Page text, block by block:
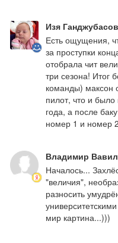
Изя Ганджубасов
Есть ощущения,
за проступки
отобрала чит
три сезона! Итог
команды) максон
пилот, что и
года, а после
номер 1 и номер 2
Владимир
Началось...
"величия",
разносить
мир картина...)))